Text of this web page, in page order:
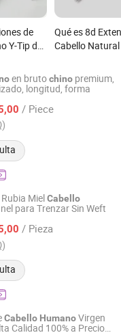
de
Y-Tip de
Qué es 8d
Cabello
Anillo Todos
Extensión de
en brutochino premium,
longitud, forma
/ Piece
Ltd.
2025
MielCabello
para Trenzar Sin Weft
/ Pieza
2016
Cabello HumanoVirgen
Calidad 100% a Precio